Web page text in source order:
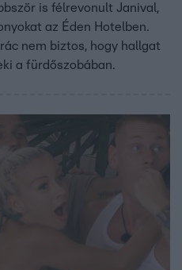
is félrevonult Janival,
az Éden Hotelben.
nem biztos, hogy hallgat
a fürdőszobában.